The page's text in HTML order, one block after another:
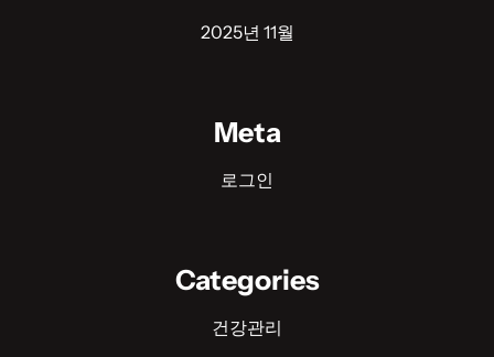
2025년 11월
Meta
로그인
Categories
건강관리